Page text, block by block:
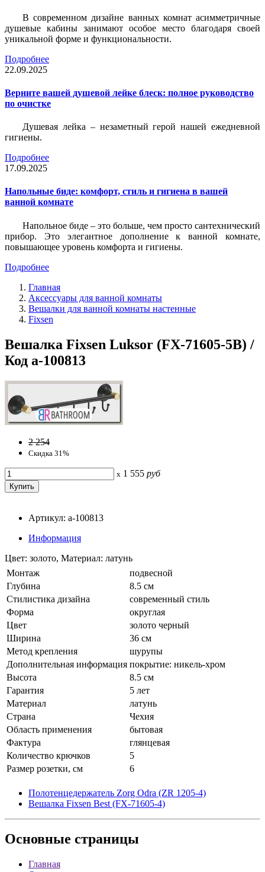
В современном дизайне ванных комнат асимметричные
душевые кабины занимают особое место благодаря своей
уникальной форме и функциональности.
Подробнее
22.09.2025
Верните вашей душевой лейке блеск: полное руководство
по очистке
Душевая лейка – незаметный герой нашей ежедневной
гигиены.
Подробнее
17.09.2025
Напольные биде: комфорт, стиль и гигиена в вашей
ванной комнате
Напольное биде – это больше, чем просто сантехнический
прибор. Это элегантное дополнение к ванной комнате,
повышающее уровень комфорта и гигиены.
Подробнее
Главная
Аксессуары для ванной комнаты
Вешалки для ванной комнаты настенные
Fixsen
Вешалка Fixsen Luksor (FX-71605-5B) /
Код a-100813
2 254
Скидка 31%
x 1 555 руб
Артикул: a-100813
Информация
Цвет: золото, Материал: латунь
Монтаж
подвесной
Глубина
8.5 см
Стилистика дизайна
современный стиль
Форма
округлая
Цвет
золото черный
Ширина
36 см
Метод крепления
шурупы
Дополнительная информация покрытие: никель-хром
Высота
8.5 см
Гарантия
5 лет
Материал
латунь
Страна
Чехия
Область применения
бытовая
Фактура
глянцевая
Количество крючков
5
Размер розетки, см
6
Полотенцедержатель Zorg Odra (ZR 1205-4)
Вешалка Fixsen Best (FX-71605-4)
Основные страницы
Главная